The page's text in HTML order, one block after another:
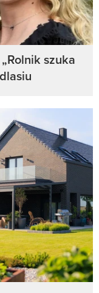
szuka